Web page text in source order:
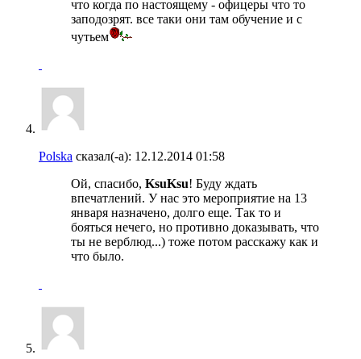
что когда по настоящему - офицеры что то
заподозрят. все таки они там обучение и с
чутьем
Polska сказал(-а): 12.12.2014 01:58
Ой, спасибо, KsuKsu! Буду ждать
впечатлений. У нас это мероприятие на 13
января назначено, долго еще. Так то и
бояться нечего, но противно доказывать, что
ты не верблюд...) тоже потом расскажу как и
что было.